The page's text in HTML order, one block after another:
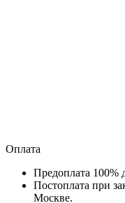
Оплата
Предоплата 100%
Постоплата при
Москве.